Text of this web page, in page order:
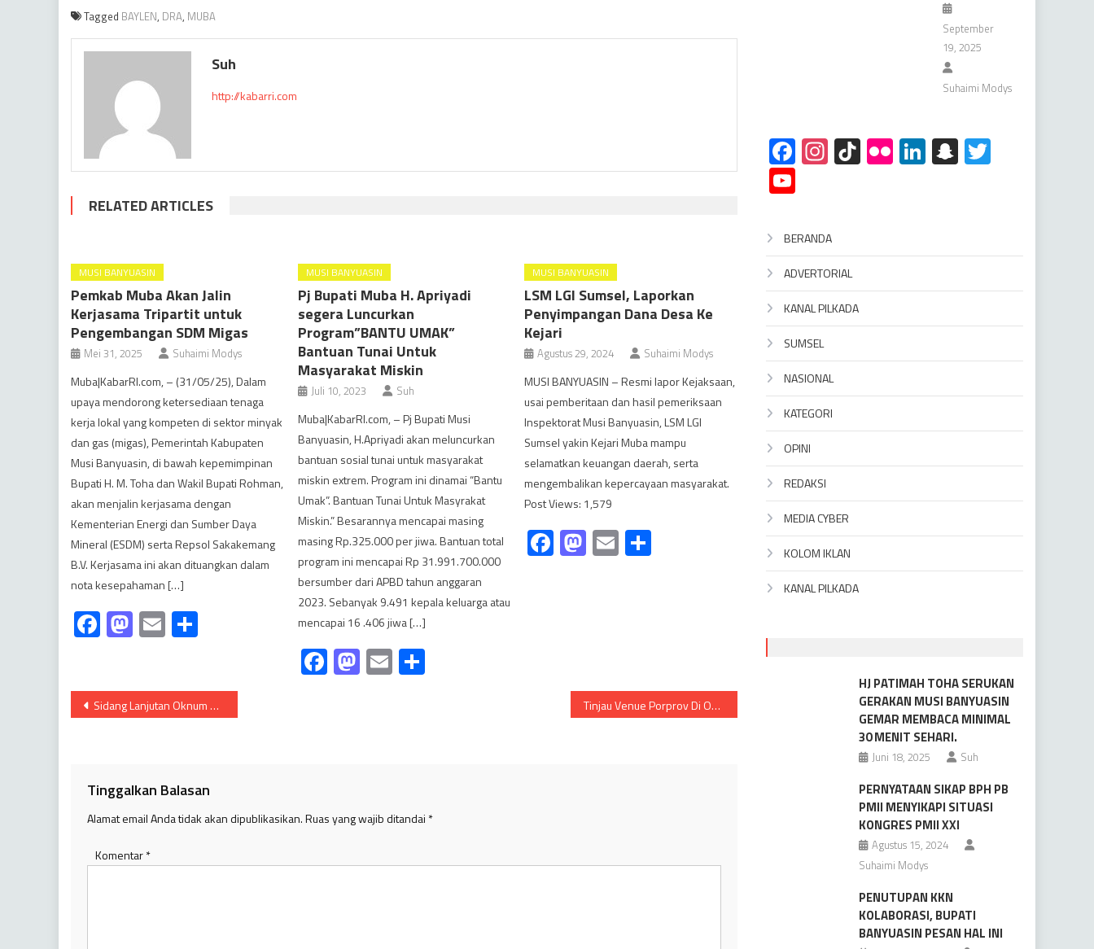
Tagged BAYLEN, DRA, MUBA
Suh
http://kabarri.com
RELATED ARTICLES
MUSI BANYUASIN
Pemkab Muba Akan Jalin
Kerjasama Tripartit untuk
Pengembangan SDM Migas
Mei 31, 2025 Suhaimi Modys
Muba|KabarRI.com, – (31/05/25), Dalam
upaya mendorong ketersediaan tenaga
kerja lokal yang kompeten di sektor minyak
dan gas (migas), Pemerintah Kabupaten
Musi Banyuasin, di bawah kepemimpinan
Bupati H. M. Toha dan Wakil Bupati Rohman,
akan menjalin kerjasama dengan
Kementerian Energi dan Sumber Daya
Mineral (ESDM) serta Repsol Sakakemang
B.V. Kerjasama ini akan dituangkan dalam
nota kesepahaman […]
Facebook
Mastodon
Email
MUSI BANYUASIN
Pj Bupati Muba H. Apriyadi
segera Luncurkan
Program”BANTU UMAK”
Bantuan Tunai Untuk
Masyarakat Miskin
Juli 10, 2023 Suh
Muba|KabarRI.com, – Pj Bupati Musi
Banyuasin, H.Apriyadi akan meluncurkan
bantuan sosial tunai untuk masyarakat
miskin extrem. Program ini dinamai “Bantu
Umak”. Bantuan Tunai Untuk Masyrakat
Miskin.” Besarannya mencapai masing
masing Rp.325.000 per jiwa. Bantuan total
program ini mencapai Rp 31.991.700.000
bersumber dari APBD tahun anggaran
2023. Sebanyak 9.491 kepala keluarga atau
mencapai 16 .406 jiwa […]
Facebook
Mastodon
EmailShare
MUSI BANYUASIN
LSM LGI Sumsel, Laporkan
Penyimpangan Dana Desa Ke
Kejari
Agustus 29, 2024 Suhaimi Modys
MUSI BANYUASIN – Resmi lapor Kejaksaan,
usai pemberitaan dan hasil pemeriksaan
Inspektorat Musi Banyuasin, LSM LGI
Sumsel yakin Kejari Muba mampu
selamatkan keuangan daerah, serta
mengembalikan kepercayaan masyarakat.
Post Views: 1,579
Facebook
Mastodon
Email
Navigasi
Sidang Lanjutan Oknum ASN Muba Pelaku Pelecehan” Kembali Digelar. Tinjau Venue Porprov Di OKU RAYA, KONI Banyuasin Optimis Tiga Besar
Tinggalkan Balasan
Alamat email Anda tidak akan dipublikasikan.Ruas yang wajib ditandai *
Komentar*
September
19, 2025
Suhaimi Modys
Facebook
Instagram
TikTokFlickrLinkedInSnapchat
BERANDA
ADVERTORIAL
KANAL PILKADA
SUMSEL
NASIONAL
KATEGORI
OPINI
REDAKSI
MEDIA CYBER
KOLOM IKLAN
KANAL PILKADA
HJ PATIMAH TOHA SERUKAN
GERAKAN MUSI BANYUASIN
GEMAR MEMBACA MINIMAL
30 MENIT SEHARI.
Juni 18, 2025 Suh
PERNYATAAN SIKAP BPH PB
PMII MENYIKAPI SITUASI
KONGRES PMII XXI
Agustus 15, 2024
Suhaimi Modys
PENUTUPAN KKN
KOLABORASI, BUPATI
BANYUASIN PESAN HAL INI